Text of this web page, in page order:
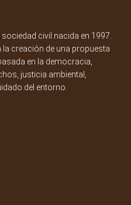
civil nacida en 1997.
creación de una propuesta
en la democracia,
justicia ambiental,
del entorno.